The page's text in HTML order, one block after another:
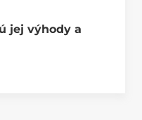
jej výhody a